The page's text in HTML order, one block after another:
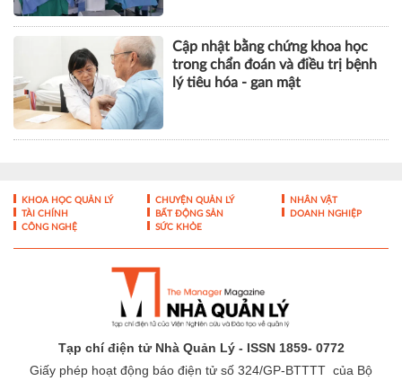
Cập nhật bằng chứng khoa học
trong chẩn đoán và điều trị bệnh
lý tiêu hóa - gan mật
KHOA HỌC QUẢN LÝ CHUYỆN QUẢN LÝ
NHÂN VẬT
TÀI CHÍNH
BẤT ĐỘNG SẢN
DOANH NGHIỆP
CÔNG NGHỆ
SỨC KHỎE
Tạp chí điện tử Nhà Quản Lý - ISSN 1859- 0772
Giấy phép hoạt động báo điện tử số 324/GP-BTTTT của Bộ